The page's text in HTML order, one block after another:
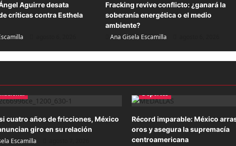
Aguirre desata
críticas contra Esthela
Fracking revive conflicto: ¿ganará la
soberanía energética o el medio
ambiente?
Ana Gisela Escamilla
cuatro años de fricciones, México
giro en su relación
Escamilla
Deportes
Récord imparable: México
oros y asegura la supremacía
centroamericana